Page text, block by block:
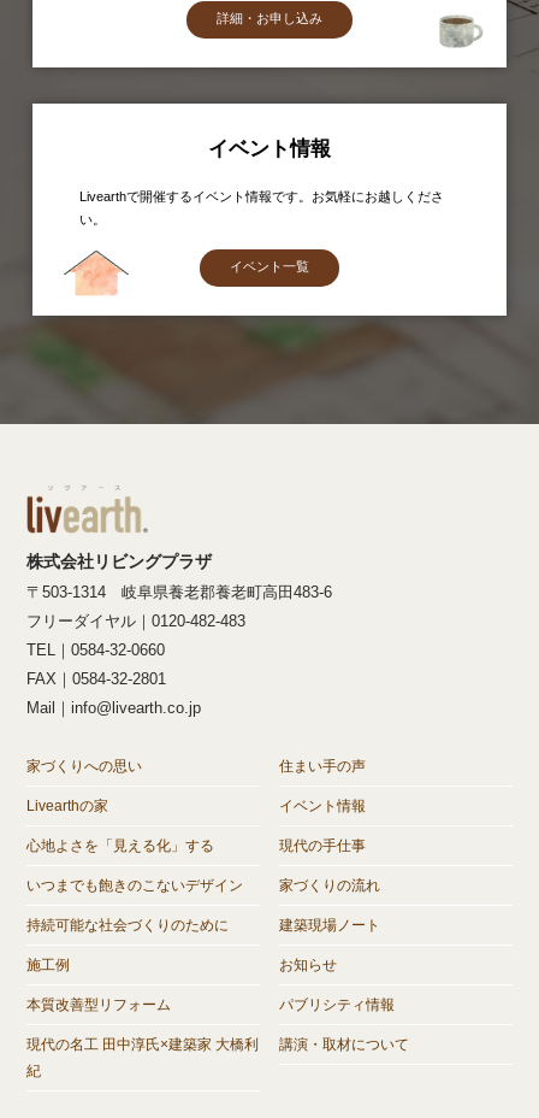
詳細・お申し込み
イベント情報
Livearthで開催するイベント情報です。お気軽にお越しくださ
い。
イベント一覧
株式会社リビングプラザ
〒503-1314 岐阜県養老郡養老町高田483-6
フリーダイヤル｜0120-482-483
TEL｜0584-32-0660
FAX｜0584-32-2801
Mail｜info@livearth.co.jp
家づくりへの思い
Livearthの家
心地よさを「見える化」する
いつまでも飽きのこないデザイン
持続可能な社会づくりのために
施工例
本質改善型リフォーム
現代の名工 田中淳氏×建築家 大橋利
紀
住まい手の声
イベント情報
現代の手仕事
家づくりの流れ
建築現場ノート
お知らせ
パブリシティ情報
講演・取材について